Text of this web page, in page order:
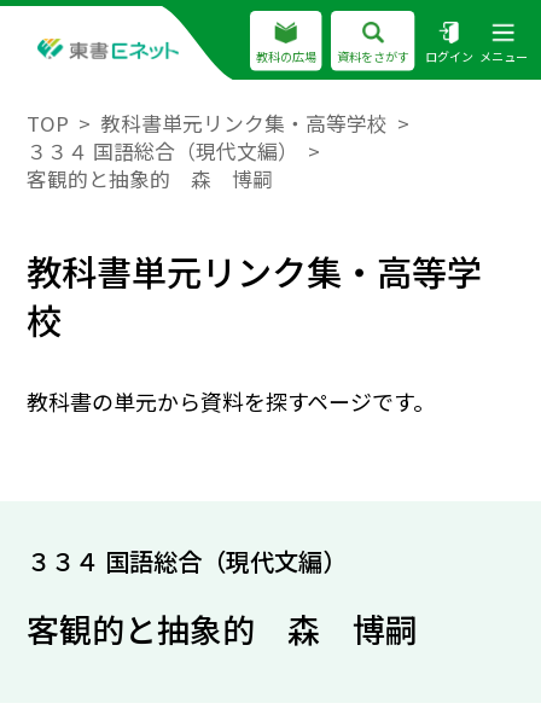
教科の広場 資料をさがす ログイン メニュー
TOP
教科書単元リンク集・高等学校
３３４ 国語総合（現代文編）
客観的と抽象的 森 博嗣
教科書単元リンク集・高等学
校
教科書の単元から資料を探すページです。
３３４ 国語総合（現代文編）
客観的と抽象的 森 博嗣